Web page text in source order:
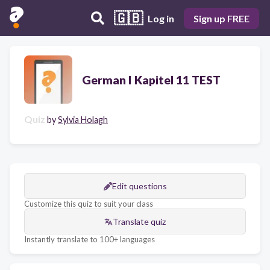
🇬🇧 Log in Sign up FREE
German I Kapitel 11 TEST
Quiz bySylvia Holagh
Edit questions
Customize this quiz to suit your class
Translate quiz
Instantly translate to 100+ languages